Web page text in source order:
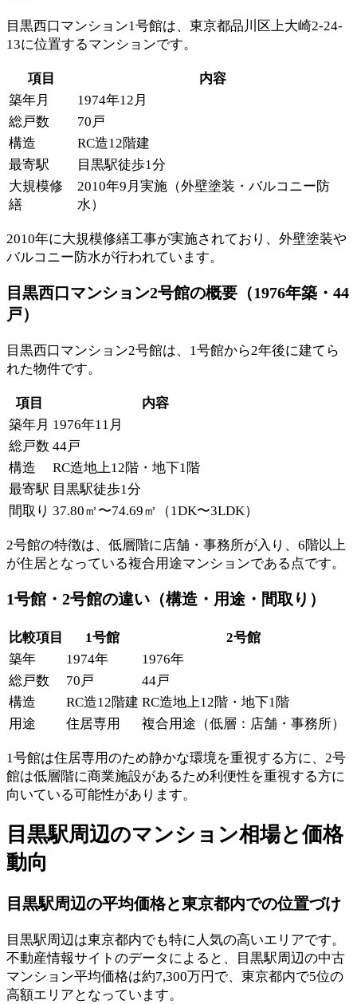
目黒西口マンション1号館は、東京都品川区上大崎2-24-
13に位置するマンションです。
項目
内容
築年月
1974年12月
総戸数
70戸
構造
RC造12階建
最寄駅
目黒駅徒歩1分
大規模修
繕
2010年9月実施（外壁塗装・バルコニー防
水）
2010年に大規模修繕工事が実施されており、外壁塗装や
バルコニー防水が行われています。
目黒西口マンション2号館の概要（1976年築・44
戸）
目黒西口マンション2号館は、1号館から2年後に建てら
れた物件です。
項目
内容
築年月 1976年11月
総戸数 44戸
構造
RC造地上12階・地下1階
最寄駅 目黒駅徒歩1分
間取り 37.80㎡〜74.69㎡（1DK〜3LDK）
2号館の特徴は、低層階に店舗・事務所が入り、6階以上
が住居となっている複合用途マンションである点です。
1号館・2号館の違い（構造・用途・間取り）
比較項目 1号館
2号館
築年
1974年
1976年
総戸数
70戸
44戸
構造
RC造12階建 RC造地上12階・地下1階
用途
住居専用 複合用途（低層：店舗・事務所）
1号館は住居専用のため静かな環境を重視する方に、2号
館は低層階に商業施設があるため利便性を重視する方に
向いている可能性があります。
目黒駅周辺のマンション相場と価格
動向
目黒駅周辺の平均価格と東京都内での位置づけ
目黒駅周辺は東京都内でも特に人気の高いエリアです。
不動産情報サイトのデータによると、目黒駅周辺の中古
マンション平均価格は約7,300万円で、東京都内で5位の
高額エリアとなっています。